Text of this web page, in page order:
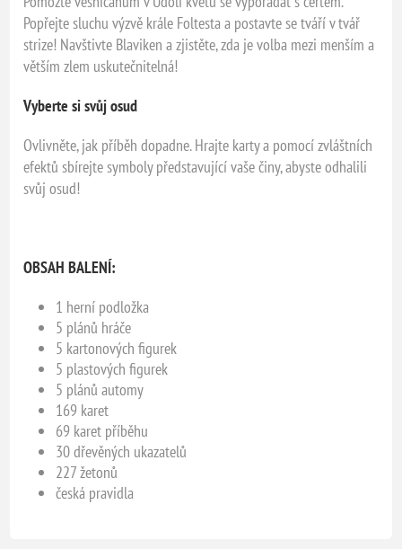
Popřejte sluchu výzvě krále Foltesta a postavte se tváří v tvář
strize! Navštivte Blaviken a zjistěte, zda je volba mezi menším a
větším zlem uskutečnitelná!
Vyberte si svůj osud
Ovlivněte, jak příběh dopadne. Hrajte karty a pomocí zvláštních
efektů sbírejte symboly představující vaše činy, abyste odhalili
svůj osud!
OBSAH BALENÍ:
1 herní podložka
5 plánů hráče
5 kartonových figurek
5 plastových figurek
5 plánů automy
169 karet
69 karet příběhu
30 dřevěných ukazatelů
227 žetonů
česká pravidla